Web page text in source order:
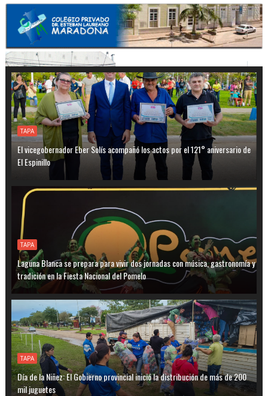
TAPA
El vicegobernador Eber Solís acompañó los actos por el 121° aniversario de
El Espinillo
TAPA
Laguna Blanca se prepara para vivir dos jornadas con música, gastronomía y
tradición en la Fiesta Nacional del Pomelo
TAPA
Día de la Niñez: El Gobierno provincial inició la distribución de más de 200
mil juguetes